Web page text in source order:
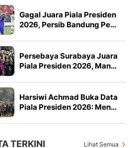
Gagal Juara Piala Presiden
2026, Persib Bandung Pe…
Persebaya Surabaya Juara
Piala Presiden 2026, Man…
Harsiwi Achmad Buka Data
Piala Presiden 2026: Men…
TERKINI Lihat Semua